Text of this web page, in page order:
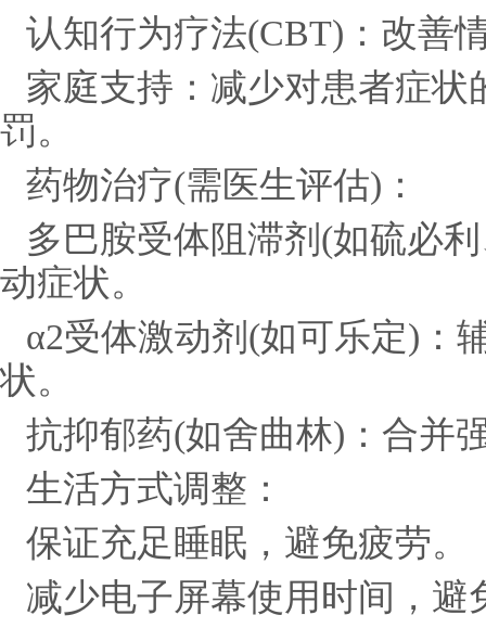
认知行为疗法(CBT)：改善
家庭支持：减少对患者症
罚。
药物治疗(需医生评估)：
多巴胺受体阻滞剂(如硫必
动症状。
α2受体激动剂(如可乐定)：
状。
抗抑郁药(如舍曲林)：合并
生活方式调整：
保证充足睡眠，避免疲劳。
减少电子屏幕使用时间，避